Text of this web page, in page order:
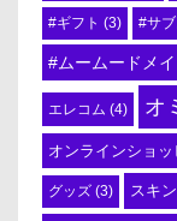
#ギフト (3) #サブ
#ムームードメ
エレコム (4) オ
オンラインショ
グッズ (3) スキ